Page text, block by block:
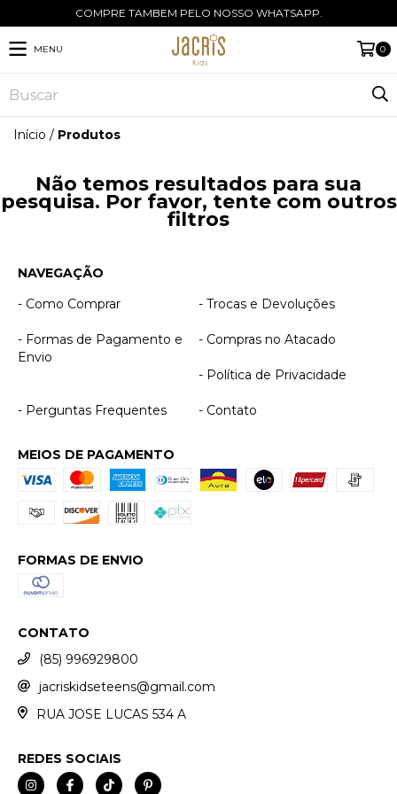
COMPRE TAMBEM PELO NOSSO WHATSAPP.
MENU 0
Início / Produtos
Não temos resultados para sua
pesquisa. Por favor, tente com outros
filtros
NAVEGAÇÃO
- Como Comprar
- Trocas e Devoluções
- Formas de Pagamento e
Envio
- Compras no Atacado
- Política de Privacidade
- Perguntas Frequentes - Contato
MEIOS DE PAGAMENTO
FORMAS DE ENVIO
CONTATO
(85) 996929800
jacriskidseteens@gmail.com
RUA JOSE LUCAS 534 A
REDES SOCIAIS